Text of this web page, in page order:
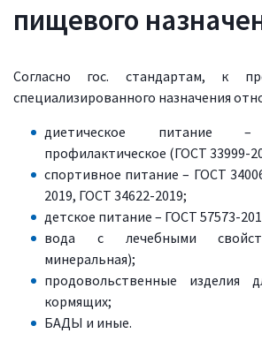
пищевого
Согласно гос. стандартам, к
специализированного назначения
диетическое питание
профилактическое (ГОСТ 33999-
спортивное питание – ГОСТ
2019, ГОСТ 34622-2019;
детское питание – ГОСТ 57573-
вода с лечебными
минеральная);
продовольственные изделия
кормящих;
БАДЫ и иные.